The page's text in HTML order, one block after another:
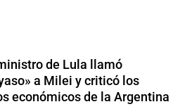
de Lula llamó
a Milei y criticó los
económicos de la Argentina